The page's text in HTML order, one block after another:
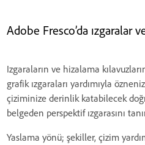
Adobe Fresco’da
Izgaraların ve hizalama
grafik ızgaraları yardımıyla
çiziminize derinlik katabilecek
belgeden perspektif ızgarasını
Yaslama yönü; şekiller, çizim